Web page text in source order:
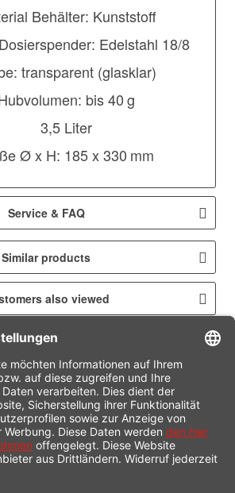
Behälter: Kunststoff
Edelstahl 18/8
transparent (glasklar)
bis 40 g
3,5 Liter
Ø x H: 185 x 330 mm
Service & FAQ
Similar products
also viewed